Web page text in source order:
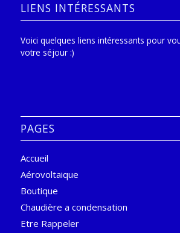
LIENS INTÉRESSANTS
Voici quelques liens intéressants pour
votre séjour :)
PAGES
Accueil
Aérovoltaique
Boutique
Chaudière a condensation
Etre Rappeler